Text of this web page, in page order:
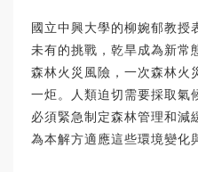
國立中興大學的柳婉郁教授
未有的挑戰，乾旱成為新常
森林火災風險，一次森林火
一炬。人類迫切需要採取氣
必須緊急制定森林管理和減
為本解方適應這些環境變化